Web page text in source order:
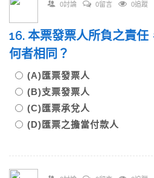
0討論 0留言 0追蹤
16. 本票發票人所負之責任
何者相同？
(A)匯票發票人
(B)支票發票人
(C)匯票承兌人
(D)匯票之擔當付款人